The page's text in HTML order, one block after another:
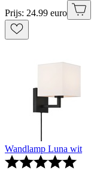
Prijs: 24.99 euro
Wandlamp Luna wit